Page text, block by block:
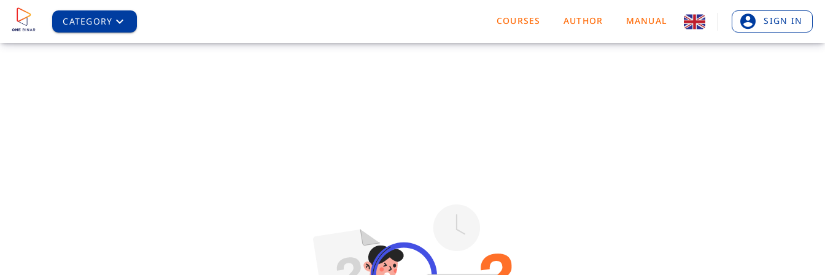
CATEGORY COURSES AUTHOR MANUAL SIGN IN